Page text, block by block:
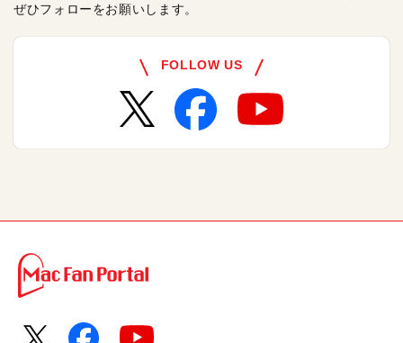
ぜひフォローをお願いします。
FOLLOW US